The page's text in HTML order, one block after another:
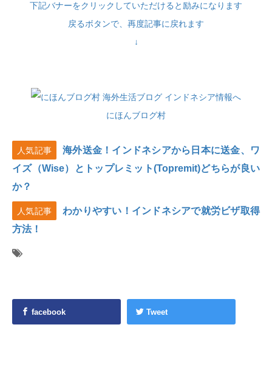
下記バナーをクリックしていただけると励みになります
戻るボタンで、再度記事に戻れます
↓
にほんブログ村
人気記事
海外送金！インドネシアから日本に送金、ワ
イズ（Wise）とトップレミット(Topremit)どちらが良い
か？
人気記事
わかりやすい！インドネシアで就労ビザ取得
方法！
facebook Tweet